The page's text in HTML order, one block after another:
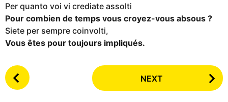
Per quanto voi vi crediate assolti
Pour combien de temps vous croyez-vous absous ?
Siete per sempre coinvolti,
Vous êtes pour toujours impliqués.
P
o
NEXT